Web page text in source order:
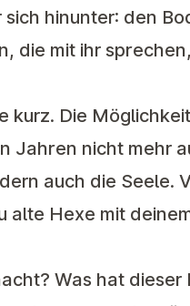
hinunter: den
die mit ihr
kurz. Die
Jahren nicht mehr
auch die Seele.
alte Hexe mit
Was hat dieser